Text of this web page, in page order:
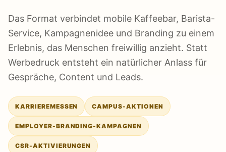
Das Format verbindet mobile Kaffeebar, Barista-
Service, Kampagnenidee und Branding zu einem
Erlebnis, das Menschen freiwillig anzieht. Statt
Werbedruck entsteht ein natürlicher Anlass für
Gespräche, Content und Leads.
KARRIEREMESSEN CAMPUS-AKTIONEN
EMPLOYER-BRANDING-KAMPAGNEN
CSR-AKTIVIERUNGEN